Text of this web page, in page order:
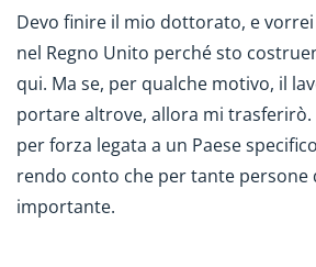
Devo finire il mio dottorato, e
nel Regno Unito perché sto
qui. Ma se, per qualche motivo, il
portare altrove, allora mi
per forza legata a un Paese
rendo conto che per tante persone
importante.